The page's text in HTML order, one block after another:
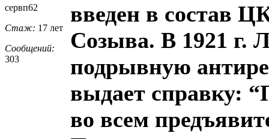
сервп62
Стаж: 17 лет
Сообщений:
303
введен в состав
Созыва. В 1921 г.
подрывную
выдает справку:
во всем